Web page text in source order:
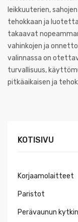
leikkuuterien,
tehokkaan ja
takaavat
vahinkojen ja
valinnassa on
turvallisuus,
pitkäaikaisen ja
KOTISIVU
Korjaamolaitteet
Paristot
Perävaunun